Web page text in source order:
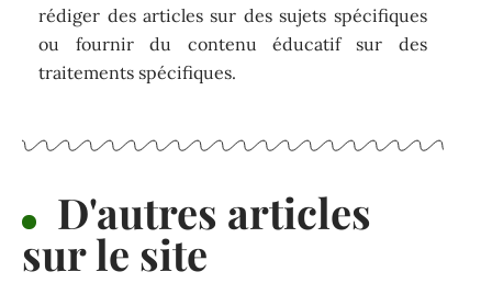
rédiger des articles sur des sujets spécifiques
ou fournir du contenu éducatif sur des
traitements spécifiques.
D'autres articles
sur le site